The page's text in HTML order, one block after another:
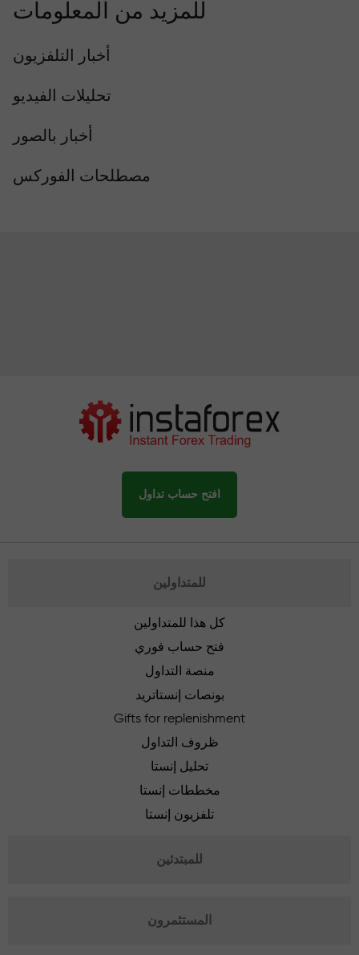
للمزيد من المعلومات
أخبار التلفزيون
تحليلات الفيديو
أخبار بالصور
مصطلحات الفوركس
افتح حساب تداول
للمتداولين
كل هذا للمتداولين
فتح حساب فوري
منصة التداول
بونصات إنستاتريد
Gifts for replenishment
ظروف التداول
تحليل إنستا
مخططات إنستا
تلفزيون إنستا
للمبتدئين
المستثمرون